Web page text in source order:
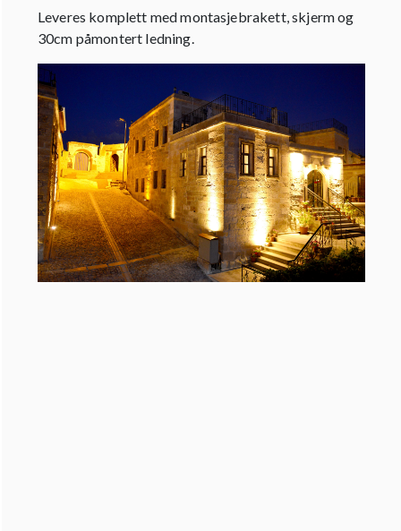
Leveres komplett med montasjebrakett, skjerm og
30cm påmontert ledning.